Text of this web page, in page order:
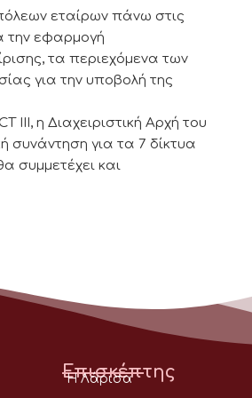
εταίρων πάνω στις
την εφαρμογή
τα περιεχόμενα των
για την υποβολή της
III, η Διαχειριστική Αρχή του
συνάντηση για τα 7 δίκτυα
συμμετέχει και
Επισκέπτης
Η Λάρισα